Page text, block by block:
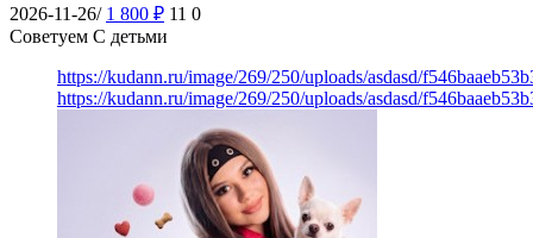
2026-11-26/ 1 800 ₽ 11 0
Советуем С детьми
https://kudann.ru/image/269/250/uploads/asdasd/
https://kudann.ru/image/269/250/uploads/asdasd/